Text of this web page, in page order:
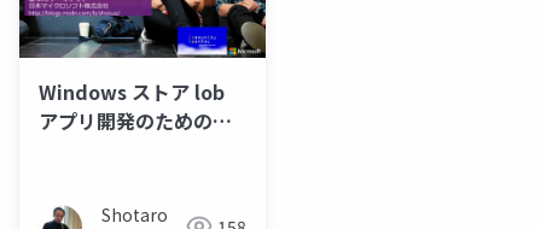
Windows ストア lob
アプリ開発のためのガ
Shotaro